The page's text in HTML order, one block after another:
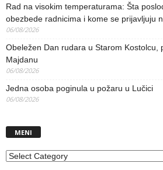
Rad na visokim temperaturama: Šta
obezbede radnicima i kome se prijavljuju
06/08/2026
Obeležen Dan rudara u Starom Kostolcu,
Majdanu
06/08/2026
Jedna osoba poginula u požaru u Lučici
06/08/2026
MENI
MENI